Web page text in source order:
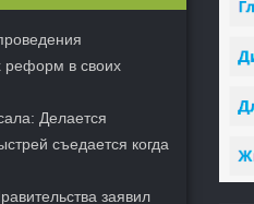
реформ в своих
Делается
съедается когда
заявил